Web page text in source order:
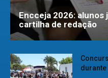
Encceja 2026:
cartilha de redação